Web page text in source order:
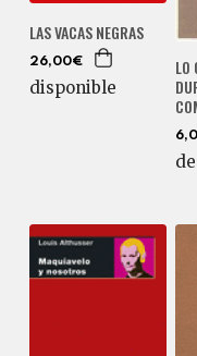
LAS VACAS NEGRAS
26,00€
disponible
LO